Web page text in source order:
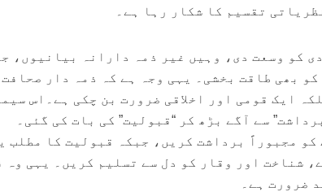
تقسیم کا شکار رہا ہے۔
کو وسعت دی، وہیں غیر ذمہ دارانہ بیانیوں،
بھی طاقت بخشی۔ یہی وجہ ہے کہ ذمہ دار صحافت
ایک قومی اور اخلاقی ضرورت بن چکی ہے۔اس
سے آگے بڑھ کر “قبولیت” کی بات کی گئی۔
مجبوراً برداشت کریں، جبکہ قبولیت کا مطلب
شناخت اور وقار کو دل سے تسلیم کریں۔ یہی وہ
ضرورت ہے۔